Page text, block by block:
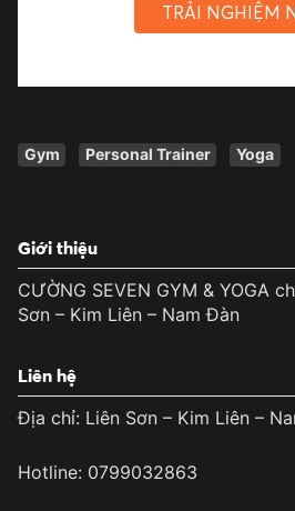
TRẢI NGHIỆM
Gym Personal Trainer Yoga
Giới thiệu
CƯỜNG SEVEN GYM & YOGA
Sơn – Kim Liên – Nam Đàn
Liên hệ
Địa chỉ: Liên Sơn – Kim Liên –
Hotline: 0799032863